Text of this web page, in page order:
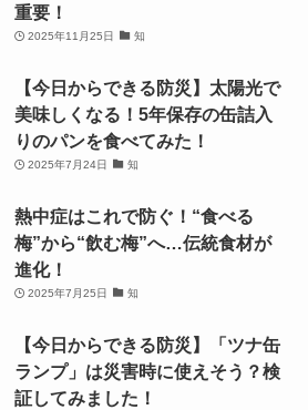
重要！
2025年11月25日 知
【今日からできる防災】太陽光で
美味しくなる！5年保存の缶詰入
りのパンを食べてみた！
2025年7月24日 知
熱中症はこれで防ぐ！“食べる
梅”から“飲む梅”へ…伝統食材が
進化！
2025年7月25日 知
【今日からできる防災】「ツナ缶
ランプ」は災害時に使えそう？検
証してみました！